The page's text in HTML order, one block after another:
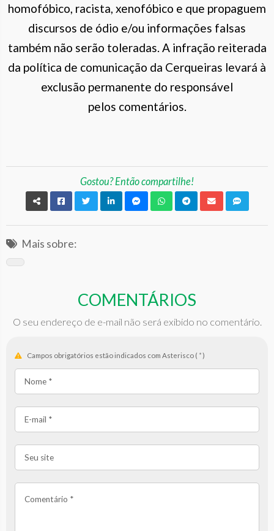
homofóbico, racista, xenofóbico e que propaguem
discursos de ódio e/ou informações falsas
também não serão toleradas. A infração reiterada
da política de comunicação da Cerqueiras levará à
exclusão permanente do responsável
pelos comentários.
Gostou? Então compartilhe!
Mais sobre:
COMENTÁRIOS
O seu endereço de e-mail não será exibido no comentário.
Campos obrigatórios estão indicados com Asterisco ( *)